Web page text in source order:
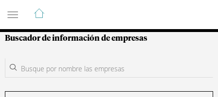
Guía de Empresas Colombianas
Buscador de información de empresas